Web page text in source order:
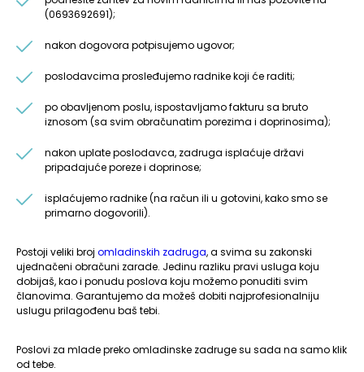
(0693692691);
nakon dogovora potpisujemo ugovor;
poslodavcima prosleđujemo radnike koji će raditi;
po obavljenom poslu, ispostavljamo fakturu sa bruto
iznosom (sa svim obračunatim porezima i doprinosima);
nakon uplate poslodavca, zadruga isplaćuje državi
pripadajuće poreze i doprinose;
isplaćujemo radnike (na račun ili u gotovini, kako smo se
primarno dogovorili).
Postoji veliki broj omladinskih zadruga, a svima su zakonski
ujednačeni obračuni zarade. Jedinu razliku pravi usluga koju
dobijaš, kao i ponudu poslova koju možemo ponuditi svim
članovima. Garantujemo da možeš dobiti najprofesionalniju
uslugu prilagođenu baš tebi.
Poslovi za mlade preko omladinske zadruge su sada na samo klik
od tebe.